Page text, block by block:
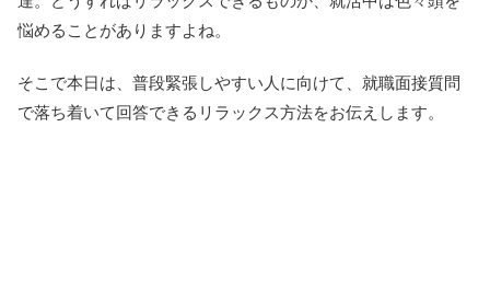
悩めることがありますよね。
そこで本日は、普段緊張しやすい人に向けて、就職面接質問
で落ち着いて回答できるリラックス方法をお伝えします。